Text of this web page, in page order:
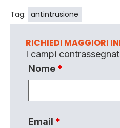
Tag: antintrusione
RICHIEDI MAGGIORI
I campi
Nome *
Email *